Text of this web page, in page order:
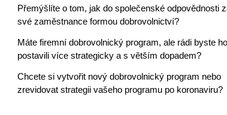
Přemýšlíte o tom, jak do společenské odpovědnosti
své zaměstnance formou dobrovolnictví?
Máte firemní dobrovolnický program, ale rádi byste ho
postavili více strategicky a s větším dopadem?
Chcete si vytvořit nový dobrovolnický program nebo
zrevidovat strategii vašeho programu po koronaviru?